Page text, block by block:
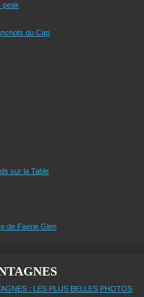
peak
du Cap
sur la Table
de Faerie Glen
: LES PLUS BELLES PHOTOS